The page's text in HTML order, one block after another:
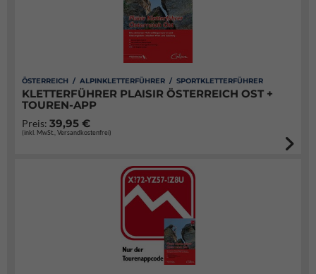
ÖSTERREICH / ALPINKLETTERFÜHRER / SPORTKLETTERFÜHRER
KLETTERFÜHRER PLAISIR ÖSTERREICH OST +
TOUREN-APP
Preis: 39,95 €
(inkl. MwSt., Versandkostenfrei)